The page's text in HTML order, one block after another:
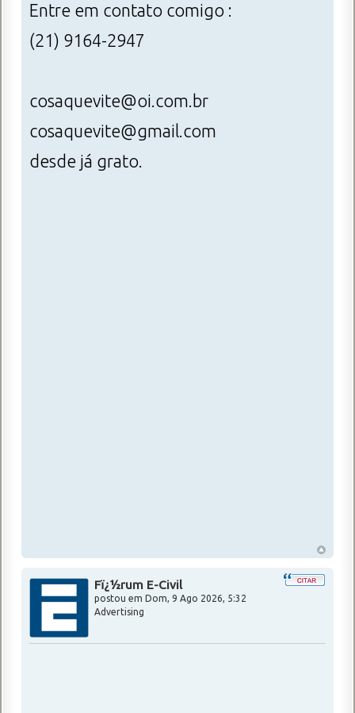
Entre em contato comigo :
(21) 9164-2947
cosaquevite@oi.com.br
cosaquevite@gmail.com
desde já grato.
Fï¿½rum E-Civil
postou em Dom, 9 Ago 2026, 5:32
Advertising